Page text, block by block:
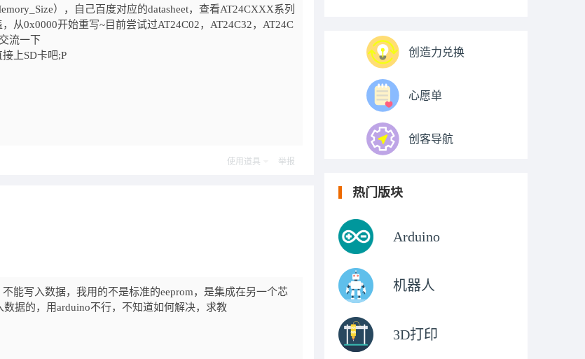
），自己百度对应的datasheet，查看AT24CXXX系列
从0x0000开始重写~目前尝试过AT24C02，AT24C32，AT24C
流一下
上SD卡吧;P
使用道具 举报
能写入数据，我用的不是标准的eeprom，是集成在另一个芯
据的，用arduino不行，不知道如何解决，求教
创造力兑换
心愿单
创客导航
热门版块
Arduino
机器人
3D打印